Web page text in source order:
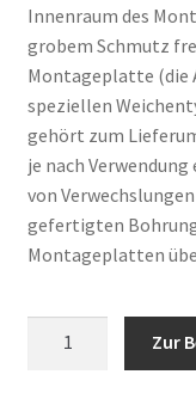
Innenraum des
grobem Schmutz
Montageplatte (die
speziellen
gehört zum
je nach
von
gefertigten
Montageplatten
Anzahl Zur